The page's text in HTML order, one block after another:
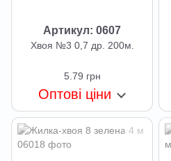
Артикул: 0607
Хвоя №3 0,7 др. 200м.
5.79 грн
Оптові ціни